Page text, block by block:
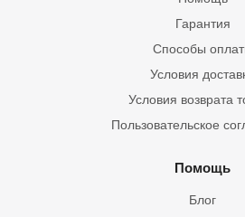
Гарантия
Способы
Условия
Условия возврата
Пользовательское
Помощь
Блог